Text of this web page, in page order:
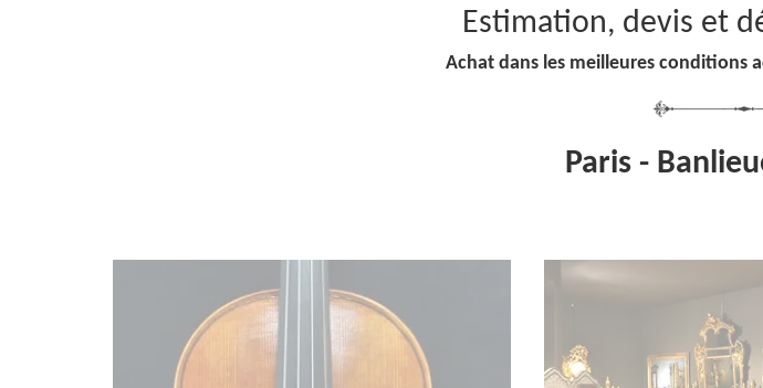
Estimation, devis et
Achat dans les meilleures conditions
Paris -